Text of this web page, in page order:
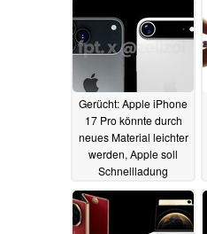
Gerücht: Apple iPhone
17 Pro könnte durch
neues Material leichter
werden, Apple soll
Schnellladung
verbessern18.02.2025